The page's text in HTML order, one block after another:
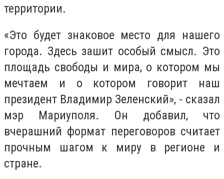
территории.
«Это будет знаковое место для нашего
города. Здесь зашит особый смысл. Это
площадь свободы и мира, о котором мы
мечтаем и о котором говорит наш
президент Владимир Зеленский», - сказал
мэр Мариуполя. Он добавил, что
вчерашний формат переговоров считает
прочным шагом к миру в регионе и
стране.